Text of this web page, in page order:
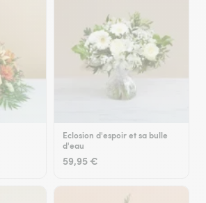
Eclosion d'espoir et sa bulle
d'eau
59,95 €